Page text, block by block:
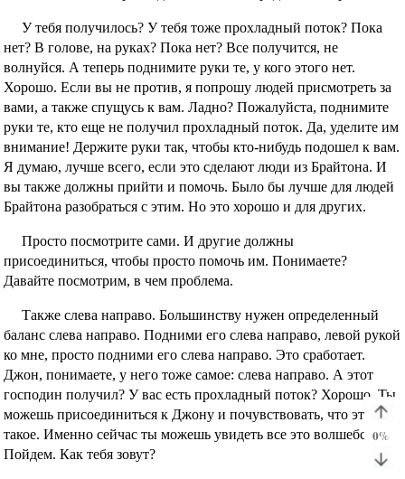
0%
У тебя получилось? У тебя тоже прохладный поток? Пока
нет? В голове, на руках? Пока нет? Все получится, не
волнуйся. А теперь поднимите руки те, у кого этого нет.
Хорошо. Если вы не против, я попрошу людей присмотреть за
вами, а также спущусь к вам. Ладно? Пожалуйста, поднимите
руки те, кто еще не получил прохладный поток. Да, уделите им
внимание! Держите руки так, чтобы кто-нибудь подошел к вам.
Я думаю, лучше всего, если это сделают люди из Брайтона. И
вы также должны прийти и помочь. Было бы лучше для людей
Брайтона разобраться с этим. Но это хорошо и для других.
Просто посмотрите сами. И другие должны
присоединиться, чтобы просто помочь им. Понимаете?
Давайте посмотрим, в чем проблема.
Также слева направо. Большинству нужен определенный
баланс слева направо. Подними его слева направо, левой рукой
ко мне, просто подними его слева направо. Это сработает.
Джон, понимаете, у него тоже самое: слева направо. А этот
господин получил? У вас есть прохладный поток? Хорошо. Ты
можешь присоединиться к Джону и почувствовать, что это
такое. Именно сейчас ты можешь увидеть все это волшебство.
Пойдем. Как тебя зовут?